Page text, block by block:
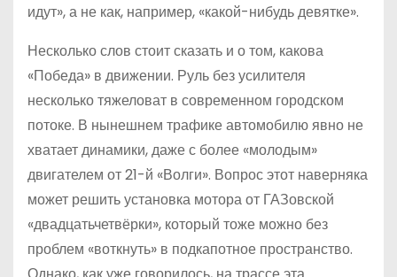
идут», а не как, например, «какой-нибудь девятке».
Несколько слов стоит сказать и о том, какова
«Победа» в движении. Руль без усилителя
несколько тяжеловат в современном городском
потоке. В нынешнем трафике автомобилю явно не
хватает динамики, даже с более «молодым»
двигателем от 21-й «Волги». Вопрос этот наверняка
может решить установка мотора от ГАЗовской
«двадцатьчетвёрки», который тоже можно без
проблем «воткнуть» в подкапотное пространство.